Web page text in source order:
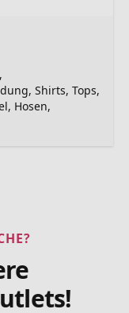
Shirts, Tops,
Hosen,